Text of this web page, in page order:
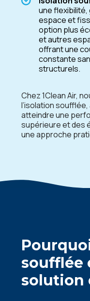
une
espace et
option plus
et autres
offrant une
constante
structurels.
Chez 1Clean Air,
l’isolation
atteindre une
supérieure et des
une approche
soufflée
solution